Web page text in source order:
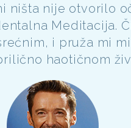
ništa nije otvorilo
Meditacija.
i pruža mi
haotičnom